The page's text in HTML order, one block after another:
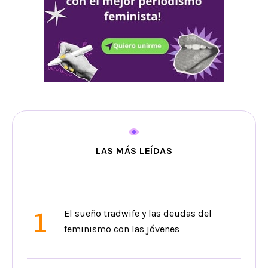
LAS MÁS LEÍDAS
1
El sueño tradwife y las deudas del
feminismo con las jóvenes